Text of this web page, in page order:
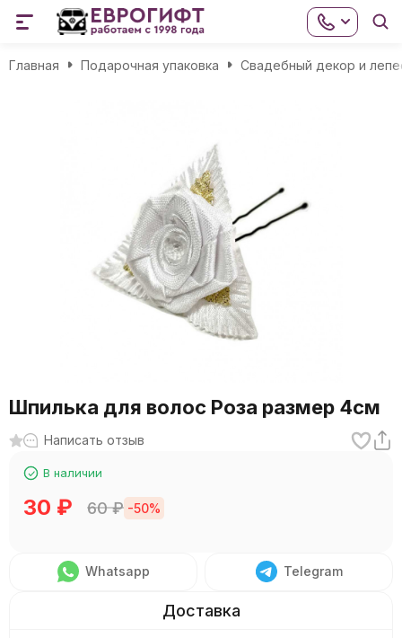
Главная Подарочная упаковка Свадебный декор и
Шпилька для волос Роза размер 4см
Написать отзыв
В наличии
30 ₽ 60₽ -50%
Whatsapp Telegram